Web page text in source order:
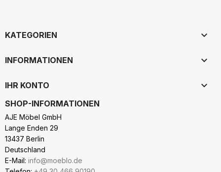
KATEGORIEN 
INFORMATIONEN 
IHR KONTO 
SHOP-INFORMATIONEN
AJE Möbel GmbH
Lange Enden 29
13437 Berlin
Deutschland
E-Mail: info@moeblo.de